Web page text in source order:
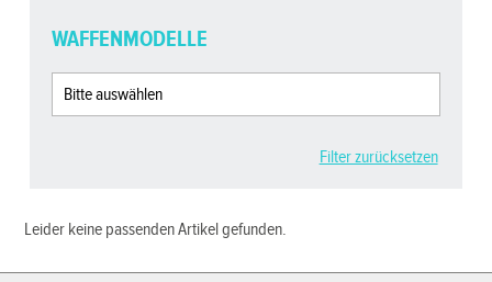
WAFFENMODELLE
Filter zurücksetzen
Leider keine passenden Artikel gefunden.